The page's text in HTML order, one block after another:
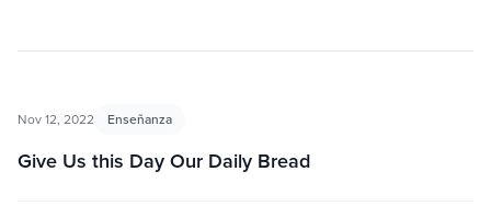
Nov 12, 2022 Enseñanza
Give Us this Day Our Daily Bread